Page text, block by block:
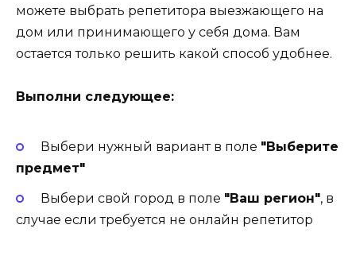
можете выбрать репетитора выезжающего на
дом или принимающего у себя дома. Вам
остается только решить какой способ удобнее.
Выполни следующее:
Выбери нужный вариант в поле "Выберите
предмет"
Выбери свой город в поле "Ваш регион", в
случае если требуется не онлайн репетитор